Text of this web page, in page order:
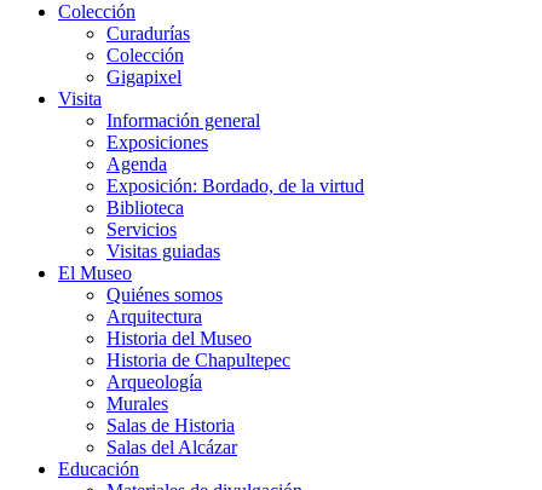
Colección
Curadurías
Colección
Gigapixel
Visita
Información general
Exposiciones
Agenda
Exposición: Bordado, de la virtud
Biblioteca
Servicios
Visitas guiadas
El Museo
Quiénes somos
Arquitectura
Historia del Museo
Historia de Chapultepec
Arqueología
Murales
Salas de Historia
Salas del Alcázar
Educación